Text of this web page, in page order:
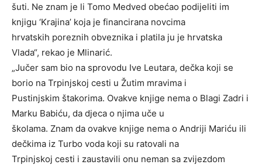
šuti. Ne znam je li Tomo Medved obećao podijeliti im
knjigu ‘Krajina’ koja je financirana novcima
hrvatskih poreznih obveznika i platila ju je hrvatska
Vlada“, rekao je Mlinarić.
„Jučer sam bio na sprovodu Ive Leutara, dečka koji se
borio na Trpinjskoj cesti u Žutim mravima i
Pustinjskim štakorima. Ovakve knjige nema o Blagi Zadri i
Marku Babiću, da djeca o njima uče u
školama. Znam da ovakve knjige nema o Andriji Mariću ili
dečkima iz Turbo voda koji su ratovali na
Trpinjskoj cesti i zaustavili onu neman sa zvijezdom